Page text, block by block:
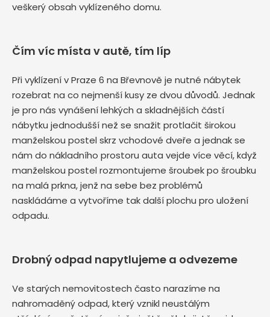
veškerý obsah vyklízeného domu.
Čím víc místa v autě, tím líp
Při vyklízení v Praze 6 na Břevnově je nutné nábytek
rozebrat na co nejmenší kusy ze dvou důvodů. Jednak
je pro nás vynášení lehkých a skladnějších částí
nábytku jednodušší než se snažit protlačit širokou
manželskou postel skrz vchodové dveře a jednak se
nám do nákladního prostoru auta vejde více věcí, když
manželskou postel rozmontujeme šroubek po šroubku
na malá prkna, jenž na sebe bez problémů
naskládáme a vytvoříme tak další plochu pro uložení
odpadu.
Drobný odpad napytlujeme a odvezeme
Ve starých nemovitostech často narazíme na
nahromaděný odpad, který vznikl neustálým